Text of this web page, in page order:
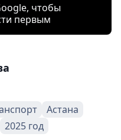
чтобы
первым
Астана
2025 год